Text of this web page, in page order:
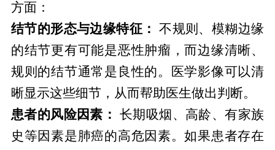
方面：
结节的形态与边缘特征：
不规则、模糊边缘
的结节更有可能是恶性肿瘤，而边缘清晰、
规则的结节通常是良性的。医学影像可以清
晰显示这些细节，从而帮助医生做出判断。
患者的风险因素：
长期吸烟、高龄、有家族
史等因素是肺癌的高危因素。如果患者存在